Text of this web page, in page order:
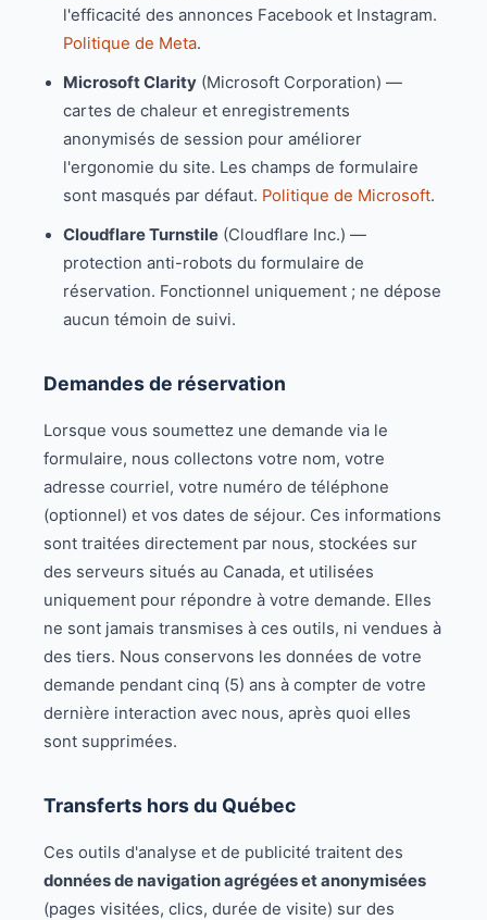
l'efficacité des annonces Facebook et Instagram.
Politique de Meta.
Microsoft Clarity (Microsoft Corporation) —
cartes de chaleur et enregistrements
anonymisés de session pour améliorer
l'ergonomie du site. Les champs de formulaire
sont masqués par défaut. Politique de Microsoft.
Cloudflare Turnstile (Cloudflare Inc.) —
protection anti-robots du formulaire de
réservation. Fonctionnel uniquement ; ne dépose
aucun témoin de suivi.
Demandes de réservation
Lorsque vous soumettez une demande via le
formulaire, nous collectons votre nom, votre
adresse courriel, votre numéro de téléphone
(optionnel) et vos dates de séjour. Ces informations
sont traitées directement par nous, stockées sur
des serveurs situés au Canada, et utilisées
uniquement pour répondre à votre demande. Elles
ne sont jamais transmises à ces outils, ni vendues à
des tiers. Nous conservons les données de votre
demande pendant cinq (5) ans à compter de votre
dernière interaction avec nous, après quoi elles
sont supprimées.
Transferts hors du Québec
Ces outils d'analyse et de publicité traitent des
données de navigation agrégées et anonymisées
(pages visitées, clics, durée de visite) sur des